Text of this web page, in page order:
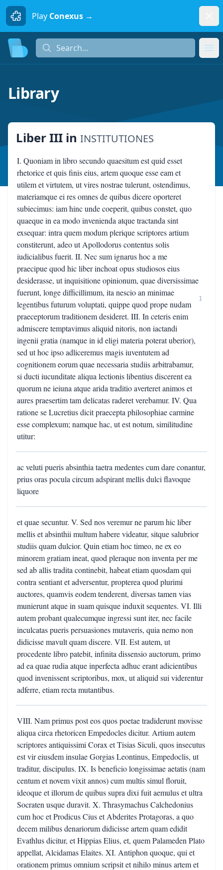
Play Conexus →
Search...
Library
Liber III in INSTITUTIONES
I. Quoniam in libro secundo quaesitum est quid esset
rhetorice et quis finis eius, artem quoque esse eam et
utilem et virtutem, ut vires nostrae tulerunt, ostendimus,
materiamque ei res omnes de quibus dicere oporteret
subiecimus: iam hinc unde coeperit, quibus constet, quo
quaeque in ea modo invenienda atque tractanda sint
exsequar: intra quem modum plerique scriptores artium
constiterunt, adeo ut Apollodorus contentus solis
iudicialibus fuerit. II. Nec sum ignarus hoc a me
praecipue quod hic liber inchoat opus studiosos eius
desiderasse, ut inquisitione opinionum, quae diversissimae
fuerunt, longe difficillimum, ita nescio an minimae
legentibus futurum voluptati, quippe quod prope nudam
praeceptorum traditionem desideret. III. In ceteris enim
admiscere temptavimus aliquid nitoris, non iactandi
ingenii gratia (namque in id eligi materia poterat uberior),
sed ut hoc ipso adliceremus magis iuventutem ad
cognitionem eorum quae necessaria studiis arbitrabamur,
si ducti iucunditate aliqua lectionis libentius discerent ea
quorum ne ieiuna atque arida traditio averteret animos et
aures praesertim tam delicatas raderet verebamur. IV. Qua
ratione se Lucretius dicit praecepta philosophiae carmine
esse complexum; namque hac, ut est notum, similitudine
utitur:
1
ac veluti pueris absinthia taetra medentes cum dare conantur,
prius oras pocula circum adspirant mellis dulci flavoque
liquore
et quae secuntur. V. Sed nos veremur ne parum hic liber
mellis et absinthii multum habere videatur, sitque salubrior
studiis quam dulcior. Quin etiam hoc timeo, ne ex eo
minorem gratiam ineat, quod pleraque non inventa per me
sed ab allis tradita continebit, habeat etiam quosdam qui
contra sentiant et adversentur, propterea quod plurimi
auctores, quamvis eodem tenderent, diversas tamen vias
munierunt atque in suam quisque induxit sequentes. VI. Illi
autem probant qualecumque ingressi sunt iter, nec facile
inculcatas pueris persuasiones mutaveris, quia nemo non
didicisse mavult quam discere. VII. Est autem, ut
procedente libro patebit, infinita dissensio auctorum, primo
ad ea quae rudia atque inperfecta adhuc erant adicientibus
quod invenissent scriptoribus, mox, ut aliquid sui viderentur
adferre, etiam recta mutantibus.
VIII. Nam primus post eos quos poetae tradiderunt movisse
aliqua circa rhetoricen Empedocles dicitur. Artium autem
scriptores antiquissimi Corax et Tisias Siculi, quos insecutus
est vir eiusdem insulae Gorgias Leontinus, Empedoclis, ut
traditur, discipulus. IX. Is beneficio longissimae aetatis (nam
centum et novem vixit annos) cum multis simul floruit,
ideoque et illorum de quibus supra dixi fuit aemulus et ultra
Socraten usque duravit. X. Thrasymachus Calchedonius
cum hoc et Prodicus Cius et Abderites Protagoras, a quo
decem milibus denariorum didicisse artem quam edidit
Evathlus dicitur, et Hippias Elius, et, quem Palameden Plato
appellat, Alcidamas Elaites. XI. Antiphon quoque, qui et
orationem primus omnium scripsit et nihilo minus artem et